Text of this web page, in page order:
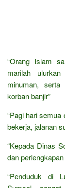
“Orang Islam
marilah
minuman,
korban banjir”
“Pagi hari
bekerja, jalanan
“Kepada Dinas
dan
“Penduduk di